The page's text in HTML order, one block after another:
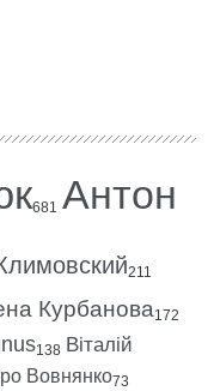
681 Антон
211
Курбанова172
138 Віталій
Вовнянко73